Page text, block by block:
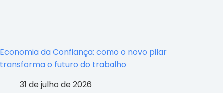
Economia da Confiança: como o novo pilar
transforma o futuro do trabalho
31 de julho de 2026